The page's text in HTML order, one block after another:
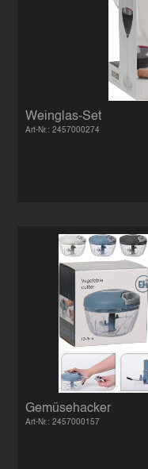
Weinglas-Set
Art-Nr.: 2457000274
Gemüsehacker
Art-Nr.: 2457000157